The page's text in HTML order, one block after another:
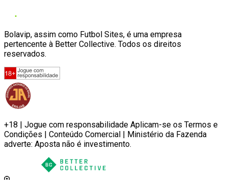
Bolavip, assim como Futbol Sites, é uma empresa
pertencente à Better Collective. Todos os direitos
reservados.
+18 | Jogue com responsabilidade Aplicam-se os Termos e
Condições | Conteúdo Comercial | Ministério da Fazenda
adverte: Aposta não é investimento.